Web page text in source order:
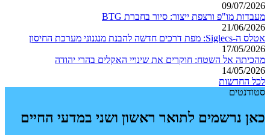
09/07/2026
מעבדות מו"פ ורצפת ייצור: סיור בחברת BTG
21/06/2026
אטלס ה-Siglecs: מפת דרכים חדשה להבנת מנגנוני מערכת החיסון
17/05/2026
מהכיתה אל השטח: חוקרים את שינויי האקלים בהרי יהודה
14/05/2026
לכל החדשות
סטודנטים
כאן נרשמים לתואר ראשון ושני במדעי החיים